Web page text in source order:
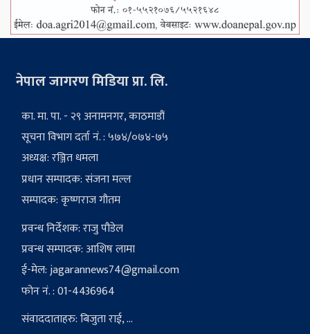
नेपाल जागरण मिडिया प्रा. लि.
का. मा. पा. - २९ अनामनगर, काठमाडौं
सूचना विभाग दर्ता नं. : ५७४/०७४-७५
अध्यक्ष: रञ्जित धमला
प्रधान सम्पादक: संजना मल्ल
सम्पादक: कृष्णराज गौतम
प्रवन्ध निर्देशक: राजु पौडेल
प्रवन्ध सम्पादक: आशिष लामा
ई-मेल:jagarannews74@gmail.com
फोन नं. : 01-4436964
संवाददाताहरु: बिजुता राई, ...